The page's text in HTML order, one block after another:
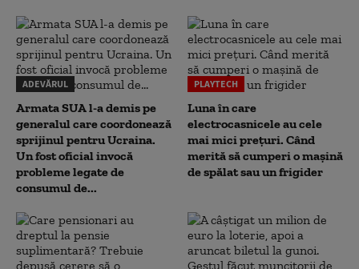
ADEVĂRUL
Armata SUA l-a demis pe
generalul care coordonează
sprijinul pentru Ucraina.
Un fost oficial invocă
probleme legate de
consumul de...
PLAYTECH
Luna în care
electrocasnicele au cele
mai mici prețuri. Când
merită să cumperi o mașină
de spălat sau un frigider